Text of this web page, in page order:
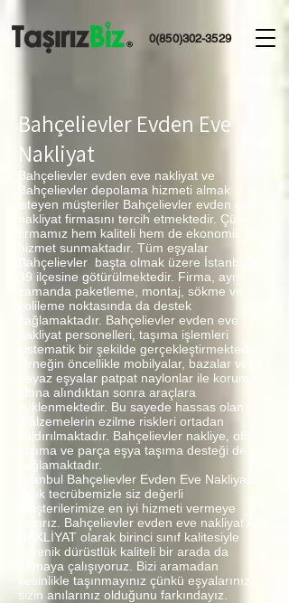
0(850)302-3529
Bahçelievler Evden Eve
Nakliyat
Bahçelievler evden eve nakliyat ve
Bahçelievler depolama hizmeti almak
isteyen müşteriler Bahçelievler evden eve
nakliyat firmasını tercih etmektedir. Çünkü
firmamız hem kaliteli hem de ekonomik bir
hizmet sunmaktadır. Tüm eşyalar
Bahçelievler başta olmak üzere İstanbul’un
39 ilçesine götürülmektedir. Firma, aynı
zamanda paketleme, montaj, sökme ve
kolileme noktasında da destek
sağlamaktadır. Bahçelievler evden eve
nakliyat personelleri, taşıma işlemleri
sistematik bir şekilde gerçekleştirmektedir.
Örneğin öncellikle mobilyalar, bazalar veya
beyaz eşyalar patpat naylonlar ile koruma
altına alındıktan sonra araçlara
yüklenmektedir. Bu sayede hassas olan
malzemelerin ezilme riskleri ortadan
kaldırılmaktadır. Bahçelievler nakliye, ofis
taşıma ve parça eşya taşıma desteği de
sağlamaktadır.
İstanbul Bahçelievler Evden Eve Nakliyat 5
Yıllık tecrübemizle siz değerli
müşterilerimize en iyi hizmeti vermeye
hazırız. Bahçelievler evden eve nakliyat ANI
NAKLİYAT olarak birinci sınıf kalitesiyle
hijyenik dürüstlük kaliteli bir arada da
tutmaya çalışıyoruz. Bizi aramadan
kesinlikle taşınmayınız çünkü eşyalarınız
sizin anılarınız olduğunu farkındayız.